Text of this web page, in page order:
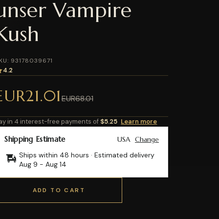
Vampire
93178039671
4.2
EUR68.01
in 4 interest-free payments of $5.25 Learn more
Shipping Estimate USA Change
Ships within 48 hours · Estimated delivery
Aug 9 -Aug 14
ADD TO CART